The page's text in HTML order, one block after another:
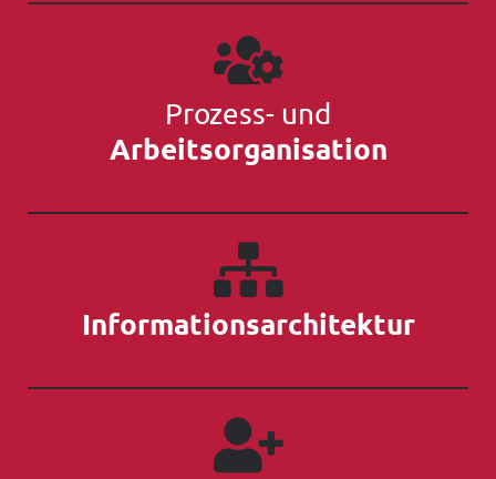
Prozess- und
Arbeitsorganisation
Informationsarchitektur